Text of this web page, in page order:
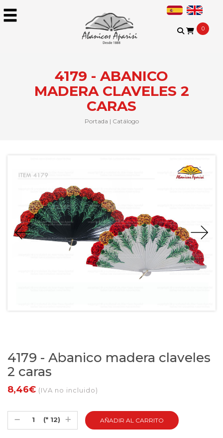
0
4179 - ABANICO
MADERA CLAVELES 2
CARAS
Portada | Catálogo
4179 - Abanico madera claveles
2 caras
8,46€ (IVA no incluido)
(* 12)